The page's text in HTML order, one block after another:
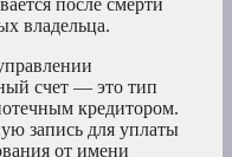
после смерти
владельца.
счет — это тип
кредитором.
запись для уплаты
от имени